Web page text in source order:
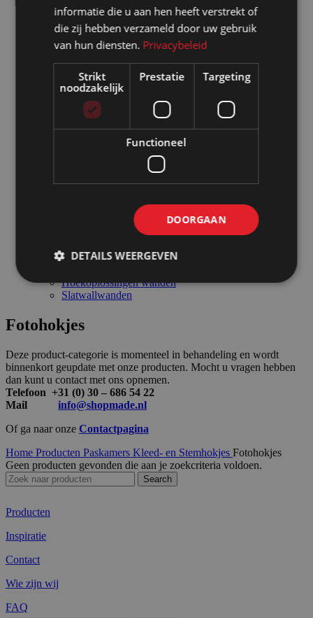
Paskamers
Desinfectiezuilen tijdelijk gebruik
Mobiele wanden
Posterborden
Winkelwanden en pop-up store
Standbouwwanden
Geluidswerende wanden
Whiteboardwanden
Emaille whiteboardwanden
Prikbordwanden
Themawanden - schaduw/silhouettedoeken
2 zijdig + akoestisch
Pipe and drape wanden
Gaaswanden
Hoekoplossingen wanden
Slatwallwanden
Fotohokjes
Deze product-categorie is momenteel in behandeling en wordt
binnenkort geupdate met onze producten. Mocht u vragen hebben
dan kunt u contact met ons opnemen.
Telefoon +31 (0) 30 – 686 54 22
Mail info@shopmade.nl
Of ga naar onze Contactpagina
Home Producten Paskamers Kleed- en Stemhokjes Fotohokjes
Geen producten gevonden die aan je zoekcriteria voldoen.
Search
Producten
Inspiratie
Contact
Wie zijn wij
FAQ
informatie die u aan hen heeft verstrekt of
die zij hebben verzameld door uw gebruik
van hun diensten. Privacybeleid
Strikt
noodzakelijk
Prestatie Targeting
Functioneel
DOORGAAN
DETAILS WEERGEVEN